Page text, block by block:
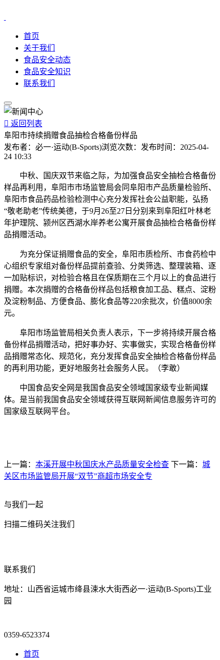
首页
关于我们
食品安全动态
食品安全知识
联系我们
 返回列表
阜阳市持续捐赠食品抽检合格备份样品
发布者： 必一·运动(B-Sports)浏览次数： 发布时间： 2025-04-
24 10:33
中秋、国庆双节来临之际，为加强食品安全抽检合格备份
样品再利用，阜阳市市场监管局会同阜阳市产品质量检验所、
阜阳市食品药品检验检测中心充分发挥社会公益职能，弘扬
“敬老助老”传统美德，于9月26至27日分别来到阜阳红叶林老
年护理院、颍州区西湖水岸养老公寓开展食品抽检合格备份样
品捐赠活动。
为充分保证捐赠食品的安全，阜阳市质检所、市食药检中
心组织专家组对备份样品提前查验、分类筛选、整理装箱、逐
一加贴标识，对检验合格且在保质期在三个月以上的食品进行
捐赠。本次捐赠的合格备份样品包括粮食加工品、糕点、淀粉
及淀粉制品、方便食品、膨化食品等220余批次，价值8000余
元。
阜阳市场监管局相关负责人表示，下一步将持续开展合格
备份样品捐赠活动，把好事办好、实事做实，实现合格备份样
品捐赠常态化、规范化，充分发挥食品安全抽检合格备份样品
的再利用功能，更好地服务社会服务人民。（李敢）
中国食品安全网是我国食品安全领域国家级专业新闻媒
体。是当前我国食品安全领域获得互联网新闻信息服务许可的
国家级互联网平台。
上一篇： 本溪开展中秋国庆水产品质量安全检查 下一篇： 城
关区市场监管局开展“双节”商超市场安全专
与我们一起
扫描二维码关注我们
联系我们
地址：山西省运城市绛县涑水大街西必一·运动(B-Sports)工业
园
0359-6523374
首页